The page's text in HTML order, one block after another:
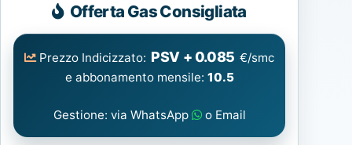
Gas
Offerta Gas Consigliata
Prezzo Indicizzato: PSV + 0.085 €/smc
e abbonamento mensile: 10.5
Gestione: via WhatsApp o Email